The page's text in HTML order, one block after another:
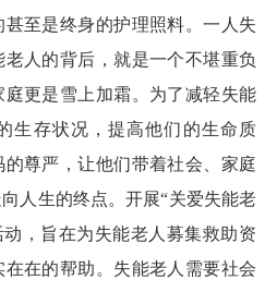
至是终身的护理照料。一人失
人的背后，就是一个不堪重负
更是雪上加霜。为了减轻失能
生存状况，提高他们的生命质
尊严，让他们带着社会、家庭
人生的终点。开展“关爱失能老
动，旨在为失能老人募集救助资
在的帮助。失能老人需要社会